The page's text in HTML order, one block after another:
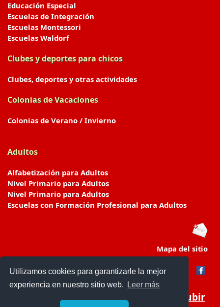
Utilizamos cookies para garantizarle la mejor
experiencia en nuestro sitio web.
Leer más
Educación Especial
Escuelas de Integración
Escuelas Montessori
Escuelas Waldorf
Clubes y deportes para chicos
Clubes, deportes y otras actividades
Colonias de Vacaciones
Colonias de Verano / Invierno
Adultos
Alfabetización para Adultos
Nivel Primario para Adultos
Nivel Primario para Adultos
Escuelas con Formación Profesional para Adultos
Mapa del sitio
Subir